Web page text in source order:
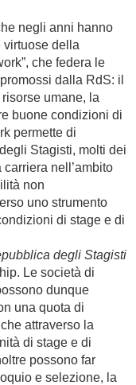
negli anni hanno
virtuose della
che federa le
dalla RdS: il
umane, la
buone condizioni di
permette di
Stagisti, molti dei
nell’ambito
non
uno strumento
di stage e di
degli Stagisti
Le società di
dunque
una quota di
attraverso la
di stage e di
possono far
e selezione, la